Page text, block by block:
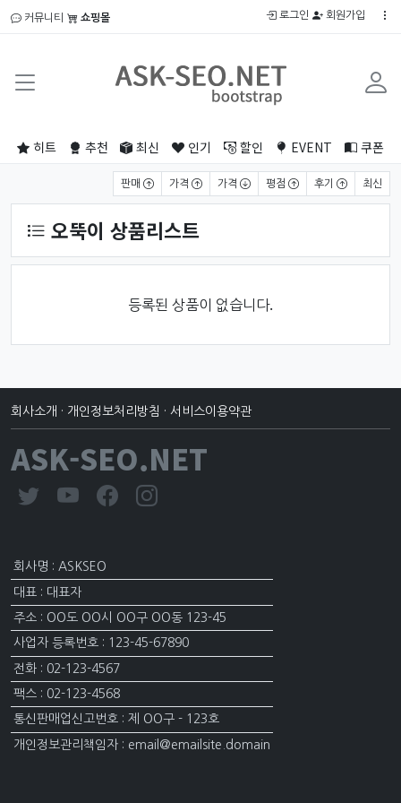
커뮤니티 쇼핑몰 로그인 회원가입
히트 추천 최신 인기 할인 EVENT 쿠폰
판매 가격 가격 평점 후기 최신
오뚝이 상품리스트
등록된 상품이 없습니다.
회사소개 · 개인정보처리방침 · 서비스이용약관
ASK-SEO.NET
회사명 : ASKSEO
대표 : 대표자
주소 : OO도 OO시 OO구 OO동 123-45
사업자 등록번호 : 123-45-67890
전화 : 02-123-4567
팩스 : 02-123-4568
통신판매업신고번호 : 제 OO구 - 123호
개인정보관리책임자 : email@emailsite.domain